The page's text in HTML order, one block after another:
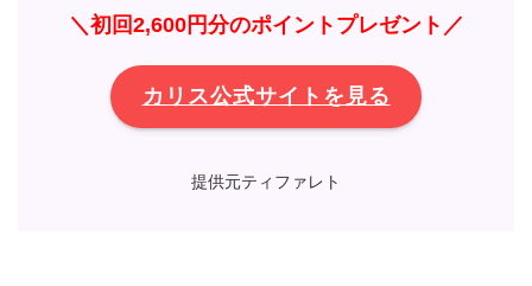
＼初回2,600円分のポイントプレゼント／
カリス公式サイトを見る
提供元ティファレト